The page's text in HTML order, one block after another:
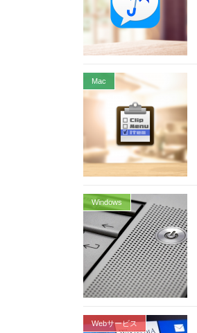
Mac
Windows
Webサービス